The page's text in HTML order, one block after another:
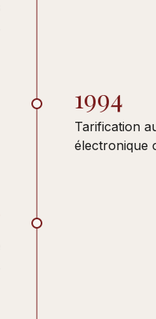
1994
Tarification
électronique